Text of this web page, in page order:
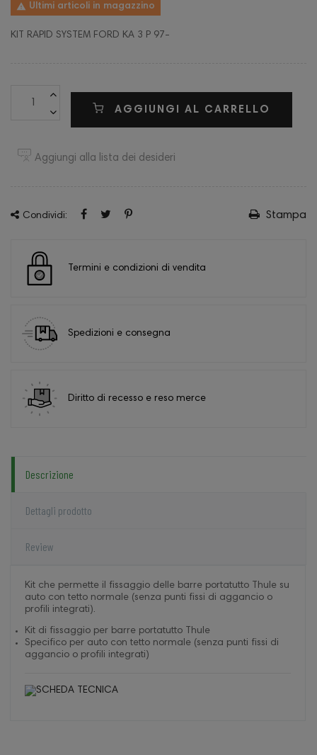
 Ultimi articoli in magazzino
KIT RAPID SYSTEM FORD KA 3 P 97-
AGGIUNGI AL CARRELLO
Aggiungi alla lista dei desideri
Condividi: Stampa
Termini e condizioni di vendita
Spedizioni e consegna
Diritto di recesso e reso merce
Descrizione
Dettagli prodotto
Review
Kit che permette il fissaggio delle barre portatutto Thule su
auto con tetto normale (senza punti fissi di aggancio o
profili integrati).
Kit di fissaggio per barre portatutto Thule
Specifico per auto con tetto normale (senza punti fissi di
aggancio o profili integrati)